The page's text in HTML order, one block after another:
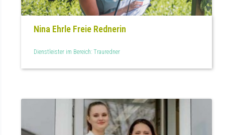
Nina Ehrle Freie Rednerin
Dienstleister im Bereich: Trauredner